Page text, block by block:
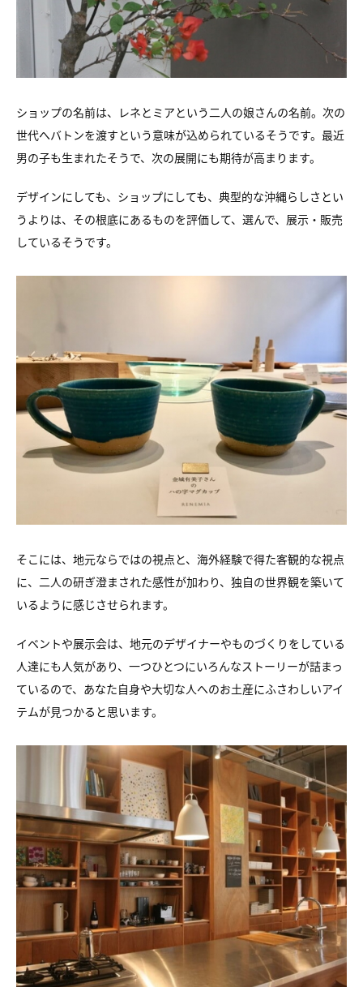
ショップの名前は、レネとミアという二人の娘さんの名前。次の
世代へバトンを渡すという意味が込められているそうです。最近
男の子も生まれたそうで、次の展開にも期待が高まります。
デザインにしても、ショップにしても、典型的な沖縄らしさとい
うよりは、その根底にあるものを評価して、選んで、展示・販売
しているそうです。
そこには、地元ならではの視点と、海外経験で得た客観的な視点
に、二人の研ぎ澄まされた感性が加わり、独自の世界観を築いて
いるように感じさせられます。
イベントや展示会は、地元のデザイナーやものづくりをしている
人達にも人気があり、一つひとつにいろんなストーリーが詰まっ
ているので、あなた自身や大切な人へのお土産にふさわしいアイ
テムが見つかると思います。